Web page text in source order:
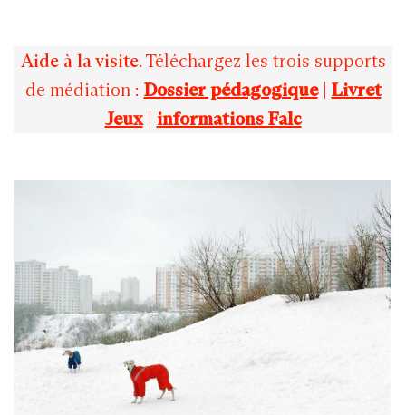
Aide à la visite. Téléchargez les trois supports
de médiation : Dossier pédagogique| Livret
Jeux| informations Falc